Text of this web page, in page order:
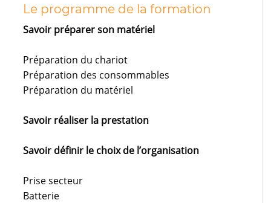
Le programme de la formation
Savoir préparer son matériel
Préparation du chariot
Préparation des consommables
Préparation du matériel
Savoir réaliser la prestation
Savoir définir le choix de l’organisation
Prise secteur
Batterie